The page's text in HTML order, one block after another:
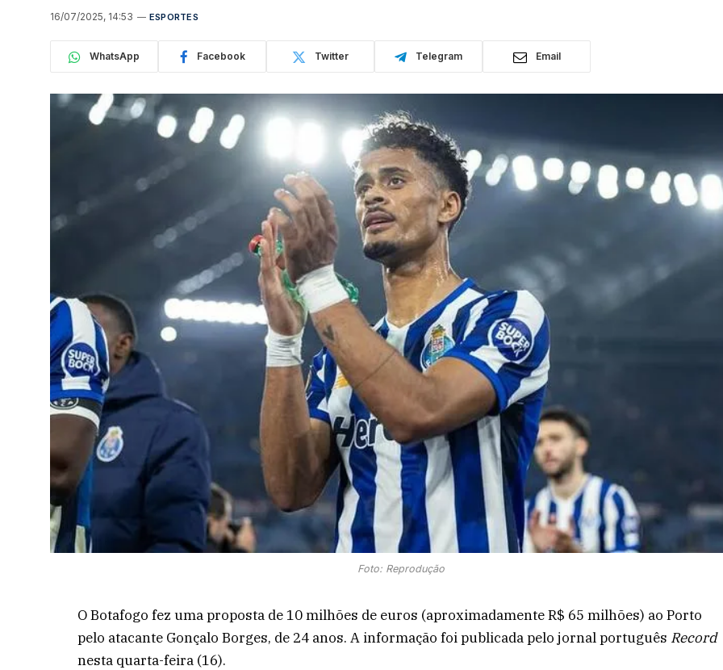
16/07/2025, 14:53 ESPORTES
WhatsApp Facebook Twitter Telegram Email
Foto: Reprodução
O Botafogo fez uma proposta de 10 milhões de euros (aproximadamente R$ 65 milhões) ao Porto
pelo atacante Gonçalo Borges, de 24 anos. A informação foi publicada pelo jornal português Record
nesta quarta-feira (16).